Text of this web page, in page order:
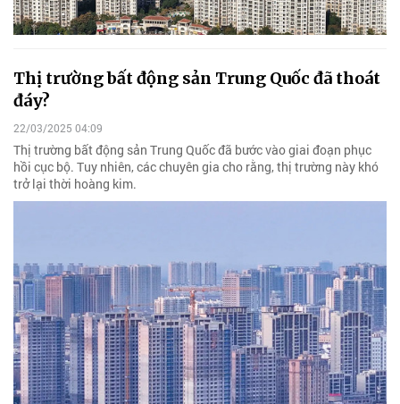
Thị trường bất động sản Trung Quốc đã thoát
đáy?
22/03/2025 04:09
Thị trường bất động sản Trung Quốc đã bước vào giai đoạn phục
hồi cục bộ. Tuy nhiên, các chuyên gia cho rằng, thị trường này khó
trở lại thời hoàng kim.